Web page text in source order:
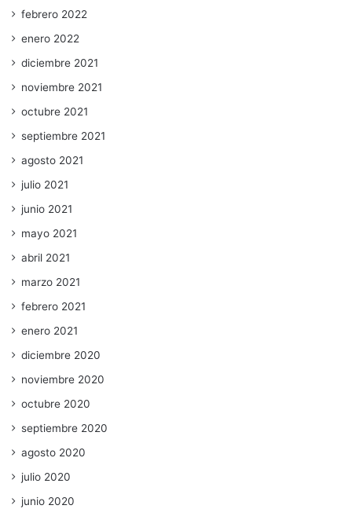
febrero 2022
enero 2022
diciembre 2021
noviembre 2021
octubre 2021
septiembre 2021
agosto 2021
julio 2021
junio 2021
mayo 2021
abril 2021
marzo 2021
febrero 2021
enero 2021
diciembre 2020
noviembre 2020
octubre 2020
septiembre 2020
agosto 2020
julio 2020
junio 2020